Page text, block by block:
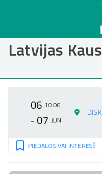
saturu
Latvijas
06 10:00
- 07 JUN
PIEDALOS VAI INTERESĒ